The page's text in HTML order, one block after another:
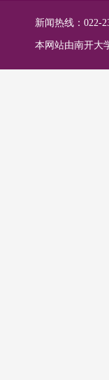
新闻热线：022-
本网站由南开大